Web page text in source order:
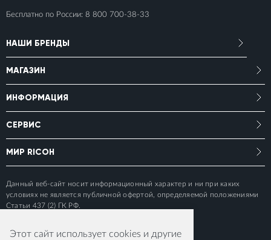
Бесплатно по России: 8 800 700-38-33
НАШИ БРЕНДЫ
МАГАЗИН
ИНФОРМАЦИЯ
СЕРВИС
МИР RICOH
Данный веб-сайт носит информационный характер и ни при каких
условиях не является публичной офертой, определяемой положениями
Статьи 437 (2) ГК РФ.
Этот сайт использует cookies и другие